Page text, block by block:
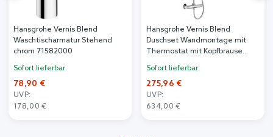
Hansgrohe Vernis Blend
Waschtischarmatur Stehend
chrom 71582000
Sofort lieferbar
78,90 €
UVP:
178,00 €
Hansgrohe Vernis Blend
Duschset Wandmontage mit
Thermostat mit Kopfbrause
Sofort lieferbar
275,96 €
UVP:
634,00 €